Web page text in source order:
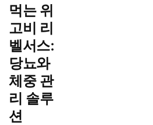
먹는 위
고비 리
벨서스:
당뇨와
체중 관
리 솔루
션